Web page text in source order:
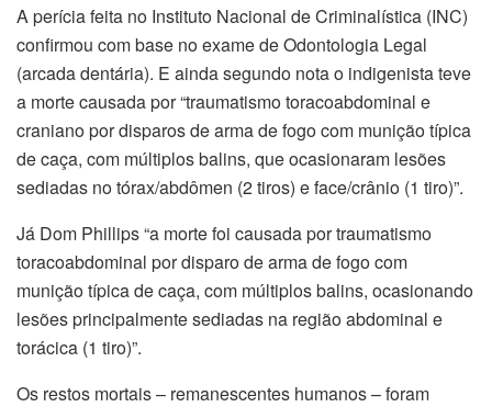
A perícia feita no Instituto Nacional de Criminalística (INC)
confirmou com base no exame de Odontologia Legal
(arcada dentária). E ainda segundo nota o indigenista teve
a morte causada por “traumatismo toracoabdominal e
craniano por disparos de arma de fogo com munição típica
de caça, com múltiplos balins, que ocasionaram lesões
sediadas no tórax/abdômen (2 tiros) e face/crânio (1 tiro)”.
Já Dom Phillips “a morte foi causada por traumatismo
toracoabdominal por disparo de arma de fogo com
munição típica de caça, com múltiplos balins, ocasionando
lesões principalmente sediadas na região abdominal e
torácica (1 tiro)”.
Os restos mortais – remanescentes humanos – foram